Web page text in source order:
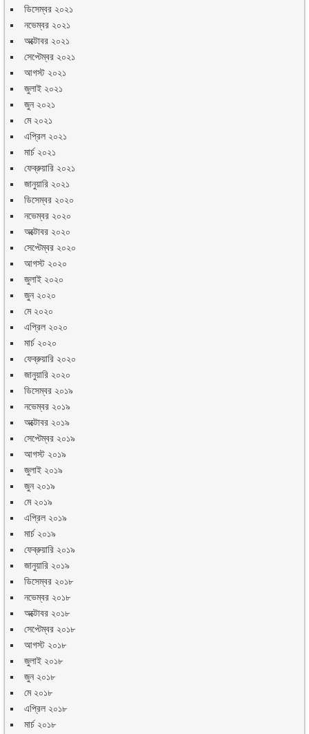
ডিসেম্বর ২০২১
নভেম্বর ২০২১
অক্টোবর ২০২১
সেপ্টেম্বর ২০২১
আগস্ট ২০২১
জুলাই ২০২১
জুন ২০২১
মে ২০২১
এপ্রিল ২০২১
মার্চ ২০২১
ফেব্রুয়ারি ২০২১
জানুয়ারি ২০২১
ডিসেম্বর ২০২০
নভেম্বর ২০২০
অক্টোবর ২০২০
সেপ্টেম্বর ২০২০
আগস্ট ২০২০
জুলাই ২০২০
জুন ২০২০
মে ২০২০
এপ্রিল ২০২০
মার্চ ২০২০
ফেব্রুয়ারি ২০২০
জানুয়ারি ২০২০
ডিসেম্বর ২০১৯
নভেম্বর ২০১৯
অক্টোবর ২০১৯
সেপ্টেম্বর ২০১৯
আগস্ট ২০১৯
জুলাই ২০১৯
জুন ২০১৯
মে ২০১৯
এপ্রিল ২০১৯
মার্চ ২০১৯
ফেব্রুয়ারি ২০১৯
জানুয়ারি ২০১৯
ডিসেম্বর ২০১৮
নভেম্বর ২০১৮
অক্টোবর ২০১৮
সেপ্টেম্বর ২০১৮
আগস্ট ২০১৮
জুলাই ২০১৮
জুন ২০১৮
মে ২০১৮
এপ্রিল ২০১৮
মার্চ ২০১৮